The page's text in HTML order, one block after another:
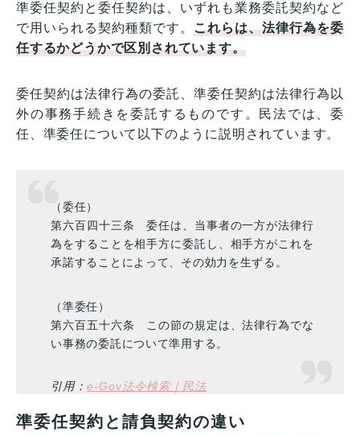
準委任契約と委任契約は、いずれも業務委託契約など
で用いられる契約種類です。これらは、法律行為を委
任するかどうかで区別されています。
委任契約は法律行為の委託、準委任契約は法律行為以
外の事務手続きを委託するものです。民法では、委
任、準委任について以下のように説明されています。
（委任）
第六百四十三条 委任は、当事者の一方が法律行
為をすることを相手方に委託し、相手方がこれを
承諾することによって、その効力を生ずる。
（準委任）
第六百五十六条 この節の規定は、法律行為でな
い事務の委託について準用する。
引用：e-Gov法令検索｜民法
準委任契約と請負契約の違い